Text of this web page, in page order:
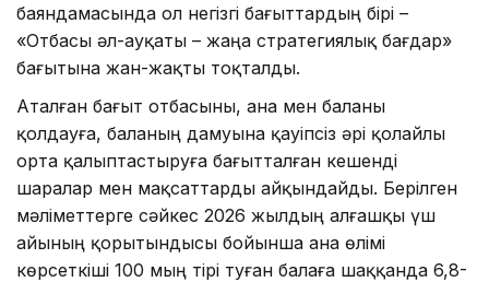
баяндамасында ол негізгі бағыттардың бірі –
«Отбасы әл-ауқаты – жаңа стратегиялық бағдар»
бағытына жан-жақты тоқталды.
Аталған бағыт отбасыны, ана мен баланы
қолдауға, баланың дамуына қауіпсіз әрі қолайлы
орта қалыптастыруға бағытталған кешенді
шаралар мен мақсаттарды айқындайды. Берілген
мәліметтерге сәйкес 2026 жылдың алғашқы үш
айының қорытындысы бойынша ана өлімі
көрсеткіші 100 мың тірі туған балаға шаққанда 6,8-